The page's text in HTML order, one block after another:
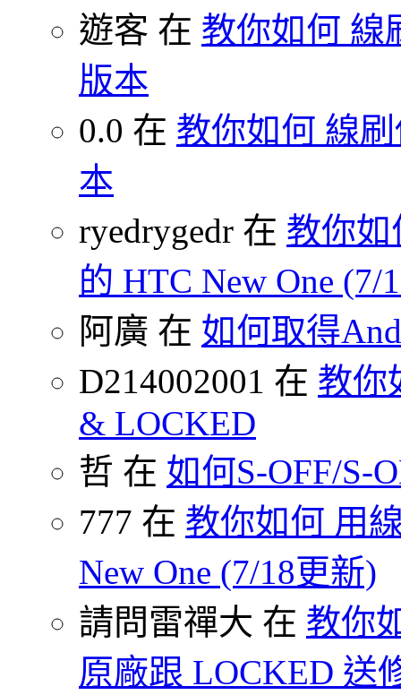
遊客 在 教你如何 線
版本
0.0 在 教你如何 線
本
ryedrygedr 在 教你如
的 HTC New One (7/
阿廣 在 如何取得
D214002001 在 教你
& LOCKED
哲 在 如何S-OFF/S-
777 在 教你如何 用
New One (7/18更新)
請問雷禪大 在 教你
原廠跟 LOCKED 送